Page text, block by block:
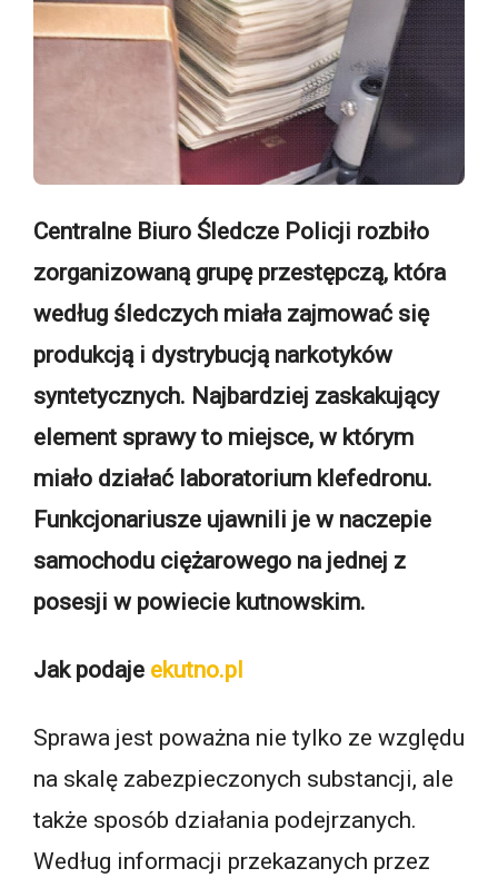
Centralne Biuro Śledcze Policji rozbiło
zorganizowaną grupę przestępczą, która
według śledczych miała zajmować się
produkcją i dystrybucją narkotyków
syntetycznych. Najbardziej zaskakujący
element sprawy to miejsce, w którym
miało działać laboratorium klefedronu.
Funkcjonariusze ujawnili je w naczepie
samochodu ciężarowego na jednej z
posesji w powiecie kutnowskim.
Jak podaje ekutno.pl
Sprawa jest poważna nie tylko ze względu
na skalę zabezpieczonych substancji, ale
także sposób działania podejrzanych.
Według informacji przekazanych przez